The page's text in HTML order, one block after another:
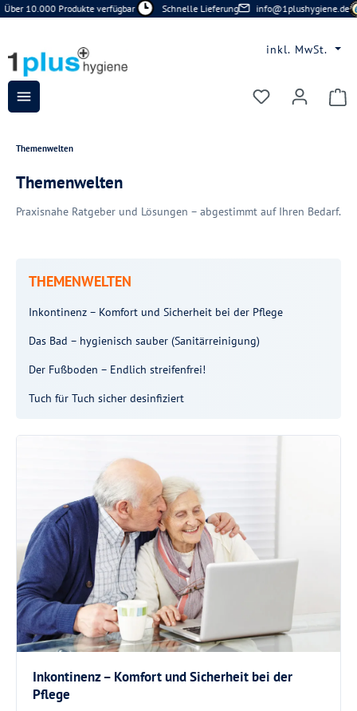
Zum Hauptinhalt springen
Über 10.000 Produkte verfügbar Schnelle Lieferung info@1plushygiene.de
inkl. MwSt.
Du hast 0
Themenwelten
Themenwelten
Praxisnahe Ratgeber und Lösungen – abgestimmt auf Ihren Bedarf.
THEMENWELTEN
Inkontinenz – Komfort und Sicherheit bei der Pflege
Das Bad – hygienisch sauber (Sanitärreinigung)
Der Fußboden – Endlich streifenfrei!
Tuch für Tuch sicher desinfiziert
Inkontinenz – Komfort und Sicherheit bei der
Pflege